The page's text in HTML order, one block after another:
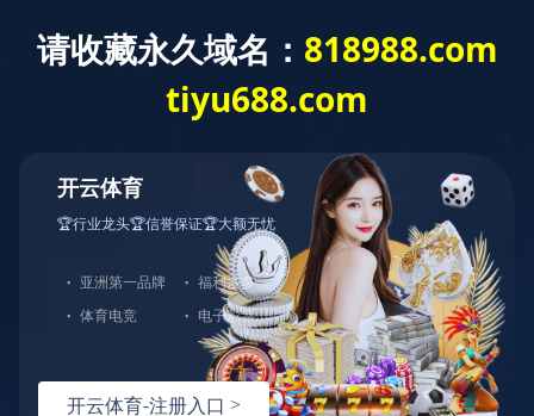
万搏在线
万搏在线 产品展示 切片机配件